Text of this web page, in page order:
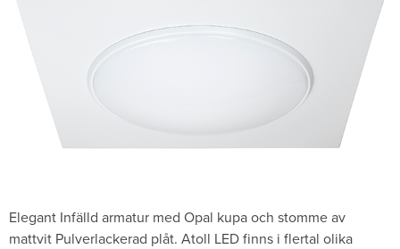
Elegant Infälld armatur med Opal kupa och stomme av
mattvit Pulverlackerad plåt. Atoll LED finns i flertal olika